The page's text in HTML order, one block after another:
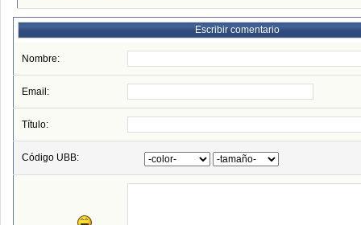
Escribir comentario
Nombre:
Email:
Título:
Código UBB: